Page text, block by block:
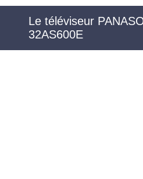
Le téléviseur
32AS600E